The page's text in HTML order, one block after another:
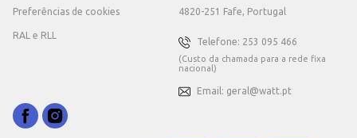
Preferências de cookies
RAL e RLL
4820-251 Fafe, Portugal
Telefone: 253 095 466
(Custo da chamada para a rede fixa
nacional)
Email: geral@watt.pt